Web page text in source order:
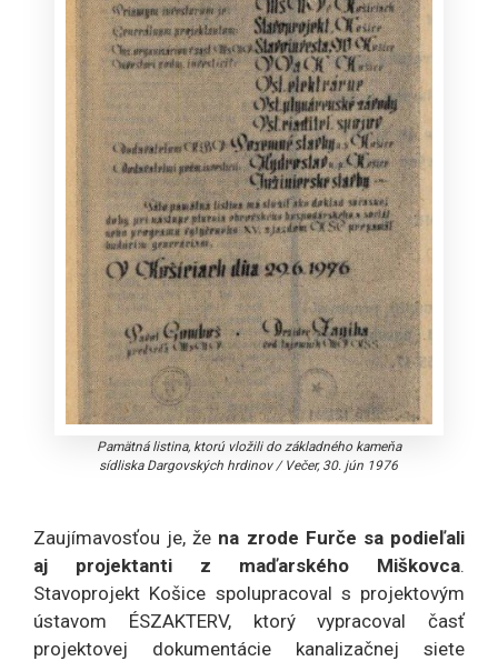
Pamätná listina, ktorú vložili do základného kameňa
sídliska Dargovských hrdinov/ Večer, 30. jún 1976
Zaujímavosťou je, že na zrode Furče sa podieľali
aj projektanti z maďarského Miškovca.
Stavoprojekt Košice spolupracoval s projektovým
ústavom ÉSZAKTERV, ktorý vypracoval časť
projektovej dokumentácie kanalizačnej siete